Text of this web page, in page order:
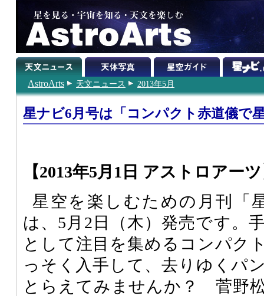
AstroArts 天文ニュース 2013年5月
星ナビ6月号は「コンパクト赤道儀で
【2013年5月1日 アストロアー
星空を楽しむための月刊「
は、5月2日（木）発売です。
として注目を集めるコンパク
っそく入手して、去りゆくパ
とらえてみませんか？ 菅野